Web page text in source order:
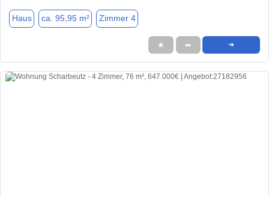
Haus ca. 95,95 m² Zimmer 4
★ ➦ ➜